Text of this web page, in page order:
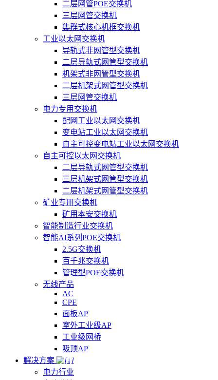
二层网管POE交换机
三层网管交换机
集群式核心机框交换机
工业以太网交换机
导轨式非网管型交换机
二层导轨式网管型交换机
机架式非网管型交换机
二层机架式网管型交换机
三层网管交换机
电力专用交换机
配网工业以太网交换机
变电站工业以太网交换机
自主可控变电站工业以太网交换机
自主可控以太网交换机
二层导轨式网管型交换机
三层机架式网管型交换机
二层机架式网管型交换机
矿业专用交换机
矿用本安交换机
智能制造行业交换机
智能AI系列POE交换机
2.5G交换机
百千兆交换机
管理型POE交换机
无线产品
AC
CPE
面板AP
室外工业级AP
工业级网桥
吸顶AP
解决方案
电力行业